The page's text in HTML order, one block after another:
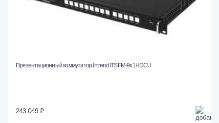
Презентационный коммутатор Intrend ITSFM-9x1HDCU
243 049 ₽